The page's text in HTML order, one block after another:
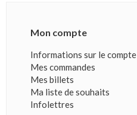
Mon compte
Informations sur le compte
Mes commandes
Mes billets
Ma liste de souhaits
Infolettres